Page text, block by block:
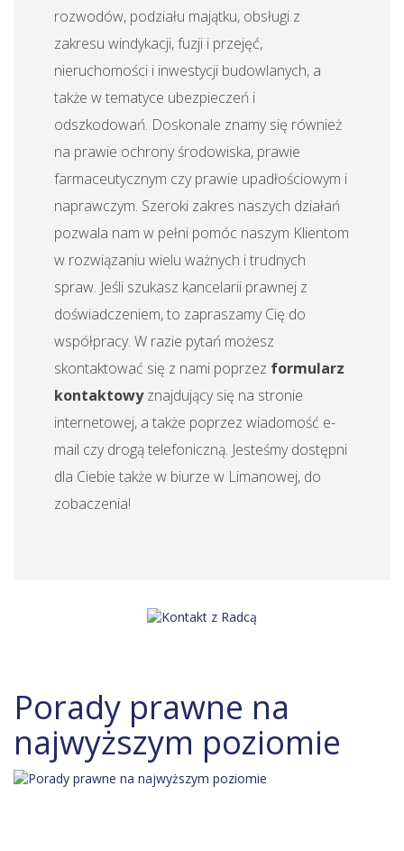
rozwodów, podziału majątku, obsługi z
zakresu windykacji, fuzji i przejęć,
nieruchomości i inwestycji budowlanych, a
także w tematyce ubezpieczeń i
odszkodowań. Doskonale znamy się również
na prawie ochrony środowiska, prawie
farmaceutycznym czy prawie upadłościowym i
naprawczym. Szeroki zakres naszych działań
pozwala nam w pełni pomóc naszym Klientom
w rozwiązaniu wielu ważnych i trudnych
spraw. Jeśli szukasz kancelarii prawnej z
doświadczeniem, to zapraszamy Cię do
współpracy. W razie pytań możesz
skontaktować się z nami poprzez formularz
kontaktowyznajdujący się na stronie
internetowej, a także poprzez wiadomość e-
mail czy drogą telefoniczną. Jesteśmy dostępni
dla Ciebie także w biurze w Limanowej, do
zobaczenia!
Porady prawne na
najwyższym poziomie